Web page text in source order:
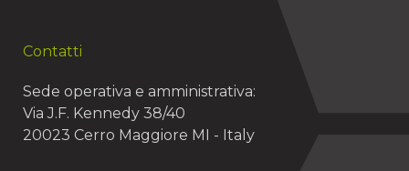
Contatti
Sede operativa e amministrativa:
Via J.F. Kennedy 38/40
20023 Cerro Maggiore MI - Italy